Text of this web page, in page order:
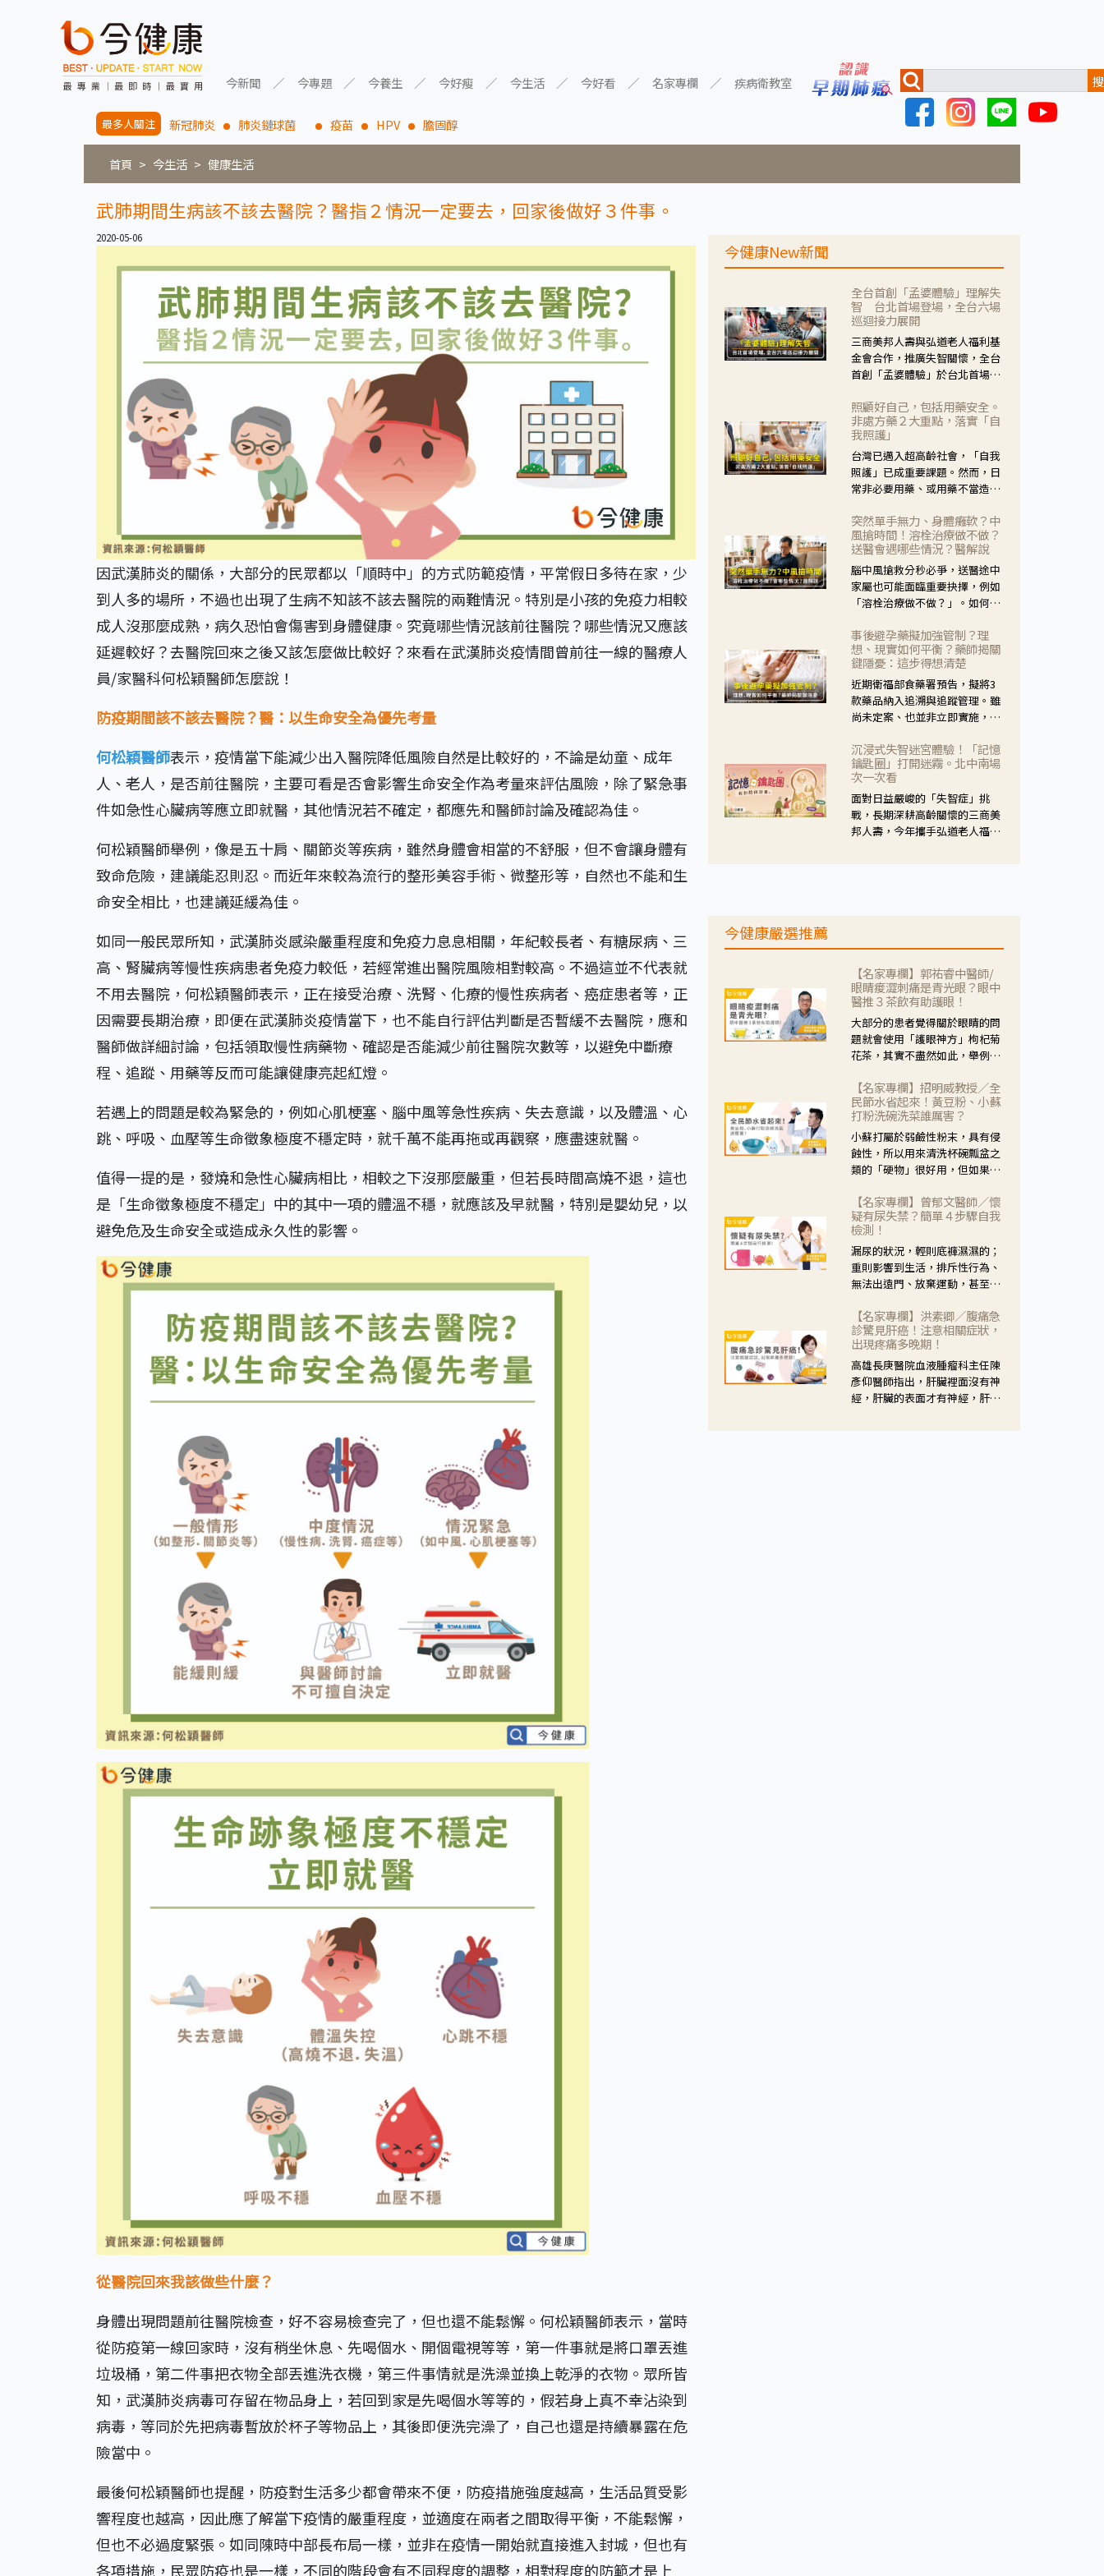
今新聞 今專題 今養生 今好瘦 今生活 今好看 名家專欄 疾病衛教室
最多人關注 新冠肺炎 肺炎鏈球菌 疫苗 HPV 膽固醇
首頁 今生活 健康生活
武肺期間生病該不該去醫院？醫指２情況一定要去，回家後做好３件事。
2020-05-06
因武漢肺炎的關係，大部分的民眾都以「順時中」的方式防範疫情，平常假日多待在家，少
到人多的場所，不過也出現了生病不知該不該去醫院的兩難情況。特別是小孩的免疫力相較
成人沒那麼成熟，病久恐怕會傷害到身體健康。究竟哪些情況該前往醫院？哪些情況又應該
延遲較好？去醫院回來之後又該怎麼做比較好？來看在武漢肺炎疫情間曾前往一線的醫療人
員/家醫科何松穎醫師怎麼說！
防疫期間該不該去醫院？醫：以生命安全為優先考量
何松穎醫師表示，疫情當下能減少出入醫院降低風險自然是比較好的，不論是幼童、成年
人、老人，是否前往醫院，主要可看是否會影響生命安全作為考量來評估風險，除了緊急事
件如急性心臟病等應立即就醫，其他情況若不確定，都應先和醫師討論及確認為佳。
何松穎醫師舉例，像是五十肩、關節炎等疾病，雖然身體會相當的不舒服，但不會讓身體有
致命危險，建議能忍則忍。而近年來較為流行的整形美容手術、微整形等，自然也不能和生
命安全相比，也建議延緩為佳。
如同一般民眾所知，武漢肺炎感染嚴重程度和免疫力息息相關，年紀較長者、有糖尿病、三
高、腎臟病等慢性疾病患者免疫力較低，若經常進出醫院風險相對較高。不過這並不代表就
不用去醫院，何松穎醫師表示，正在接受治療、洗腎、化療的慢性疾病者、癌症患者等，正
因需要長期治療，即便在武漢肺炎疫情當下，也不能自行評估判斷是否暫緩不去醫院，應和
醫師做詳細討論，包括領取慢性病藥物、確認是否能減少前往醫院次數等，以避免中斷療
程、追蹤、用藥等反而可能讓健康亮起紅燈。
若遇上的問題是較為緊急的，例如心肌梗塞、腦中風等急性疾病、失去意識，以及體溫、心
跳、呼吸、血壓等生命徵象極度不穩定時，就千萬不能再拖或再觀察，應盡速就醫。
值得一提的是，發燒和急性心臟病相比，相較之下沒那麼嚴重，但若長時間高燒不退，這也
是「生命徵象極度不穩定」中的其中一項的體溫不穩，就應該及早就醫，特別是嬰幼兒，以
避免危及生命安全或造成永久性的影響。
從醫院回來我該做些什麼？
身體出現問題前往醫院檢查，好不容易檢查完了，但也還不能鬆懈。何松穎醫師表示，當時
從防疫第一線回家時，沒有稍坐休息、先喝個水、開個電視等等，第一件事就是將口罩丟進
垃圾桶，第二件事把衣物全部丟進洗衣機，第三件事情就是洗澡並換上乾淨的衣物。眾所皆
知，武漢肺炎病毒可存留在物品身上，若回到家是先喝個水等等的，假若身上真不幸沾染到
病毒，等同於先把病毒暫放於杯子等物品上，其後即便洗完澡了，自己也還是持續暴露在危
險當中。
最後何松穎醫師也提醒，防疫對生活多少都會帶來不便，防疫措施強度越高，生活品質受影
響程度也越高，因此應了解當下疫情的嚴重程度，並適度在兩者之間取得平衡，不能鬆懈，
但也不必過度緊張。如同陳時中部長布局一樣，並非在疫情一開始就直接進入封城，但也有
各項措施，民眾防疫也是一樣，不同的階段會有不同程度的調整，相對程度的防範才是上
今健康New新聞
全台首創「孟婆體驗」理解失
智 台北首場登場，全台六場
巡迴接力展開
三商美邦人壽與弘道老人福利基
金會合作，推廣失智關懷，全台
首創「孟婆體驗」於台北首場實
模式，用結合情境互動等豐富活
動，將抽象的失智轉化為可感
受、可討論的生活情境，並引導
民眾在家人開始出現改變時，以
理解取代責備、以耐心回應不
安。
照顧好自己，包括用藥安全。
非處方藥２大重點，落實「自
我照護」
台灣已邁入超高齡社會，「自我
照護」已成重要課題。然而，日
常非必要用藥、或用藥不當造成
在重要。社團法人台灣自我照護
產業協會 提出「非處方藥正確使
用」與「藥師給力」，鼓勵民眾
建立安全且正確的自我照護習
慣。
突然單手無力、身體癱軟？中
風搶時間！溶栓治療做不做？
送醫會遇哪些情況？醫解說
腦中風搶救分秒必爭，送醫途中
家屬也可能面臨重要抉擇，例如
「溶栓治療做不做？」。如何搶
會理事長陳龍醫師解說！
事後避孕藥擬加強管制？理
想、現實如何平衡？藥師揭關
鍵隱憂：這步得想清楚
近期衛福部食藥署預告，擬將3
款藥品納入追溯與追蹤管理。雖
尚未定案、也並非立即實施，不
人杰藥師表示，這三款藥物目
的、作用、風險各有不同，管制
與否所帶來的後許影響也不同，
可先了解其特性。
沉浸式失智迷宮體驗！「記憶
鑰匙圈」打開迷霧。北中南場
次一次看
面對日益嚴峻的「失智症」挑
戰，長期深耕高齡關懷的三商美
邦人壽，今年攜手弘道老人福利
生活挑戰。
今健康嚴選推薦
【名家專欄】郭祐睿中醫師/
眼睛痠澀刺痛是青光眼？眼中
醫推３茶飲有助護眼！
大部分的患者覺得關於眼睛的問
題就會使用「護眼神方」枸杞菊
花茶，其實不盡然如此，舉例來
紅、眼睛痛、眼屎多而且顏色
黃，當然就可以使用枸杞菊花
茶，但是枸杞的劑量要少，菊花
的劑量要多；若是有以上症狀以
外，眼睛還會有灼熱感，眼屎多
到會「牽絲」，也就是水樣分泌
了，這時候就要使用菊花、金銀
花來治療；假如單純的眼睛乾
澀，結膜沒有紅，眼睛周圍沒有
眼屎，這種情況是屬於「陰
虛」，就可以使用枸杞、蓮藕、
麥門冬、山藥等比較滋潤的藥
【名家專欄】招明威教授／全
民節水省起來！黃豆粉、小蘇
打粉洗碗洗菜誰厲害？
小蘇打屬於弱鹼性粉末，具有侵
蝕性，所以用來清洗杯碗瓢盆之
類的「硬物」很好用，但如果用
特別注意用法用量，使用過多或
是浸泡太久，容易腐蝕蔬菜的纖
維，讓菜軟掉不清脆。
【名家專欄】曾郁文醫師／懷
疑有尿失禁？簡單４步驟自我
檢測！
漏尿的狀況，輕則底褲濕濕的；
重則影響到生活，排斥性行為、
無法出遠門、放棄運動，甚至怕
禁」的症狀，長期下來不敢與朋
友往來，低潮陰霾造成憂鬱症。
【名家專欄】洪素卿／腹痛急
診驚見肝癌！注意相關症狀，
出現疼痛多晚期！
高雄長庚醫院血液腫瘤科主任陳
彥仰醫師指出，肝臟裡面沒有神
經，肝臟的表面才有神經，肝臟